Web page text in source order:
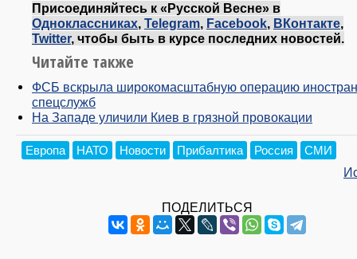
Присоединяйтесь к «Русской Весне» в
Одноклассниках, Telegram, Facebook, ВКонтакте,
Twitter, чтобы быть в курсе последних новостей.
Читайте также
ФСБ вскрыла широкомасштабную операцию
спецслужб
На Западе уличили Киев в грязной провокации
Европа НАТО Новости Прибалтика Россия СМИ
ПОДЕЛИТЬСЯ